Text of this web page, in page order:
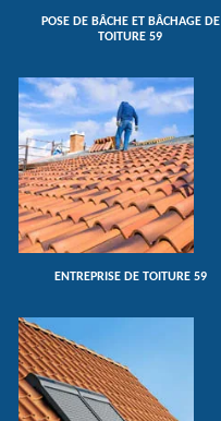
POSE DE BÂCHE ET BÂCHAGE DE
TOITURE 59
ENTREPRISE DE TOITURE 59